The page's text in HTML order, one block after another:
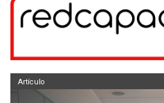
Artículo